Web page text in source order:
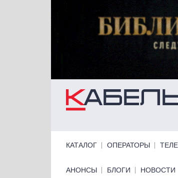
КАТАЛОГ ОПЕРАТОРЫ
Primary links bottom
АНОНСЫ БЛОГИ НОВОСТИ